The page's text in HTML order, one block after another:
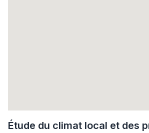
Étude du climat local et des